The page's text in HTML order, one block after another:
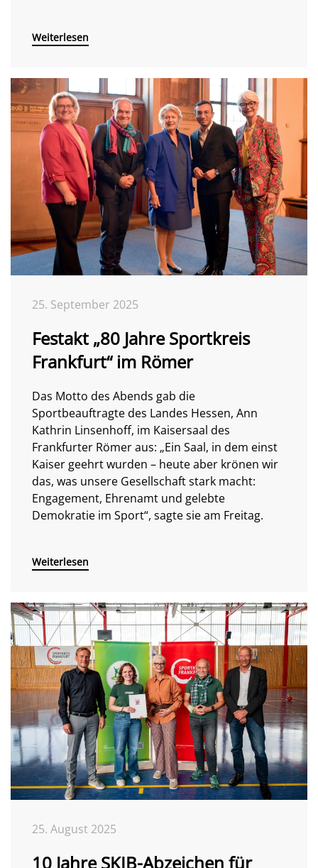
Weiterlesen
25. September 2025
Festakt „80 Jahre Sportkreis
Frankfurt“ im Römer
Das Motto des Abends gab die
Sportbeauftragte des Landes Hessen, Ann
Kathrin Linsenhoff, im Kaisersaal des
Frankfurter Römer aus: „Ein Saal, in dem einst
Kaiser geehrt wurden – heute aber krönen wir
das, was unsere Gesellschaft stark macht:
Engagement, Ehrenamt und gelebte
Demokratie im Sport“, sagte sie am Freitag.
Weiterlesen
25. August 2025
10 Jahre SKIB-Abzeichen für